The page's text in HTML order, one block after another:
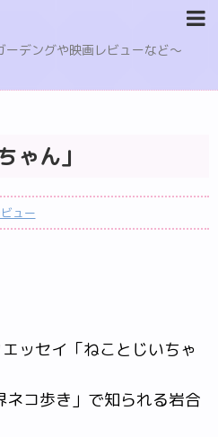
デングや映画レビューなど〜
ゃん」
ュー
ッセイ「ねことじいちゃ
コ歩き」で知られる岩合